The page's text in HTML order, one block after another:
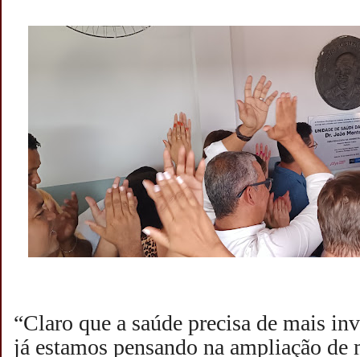
“Claro que a saúde precisa de mais
já estamos pensando na ampliação de